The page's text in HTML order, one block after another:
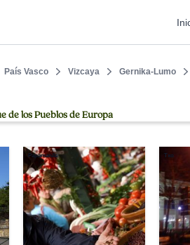
País Vasco Vizcaya Gernika-Lumo
de los Pueblos de Europa
Papamanila Txo